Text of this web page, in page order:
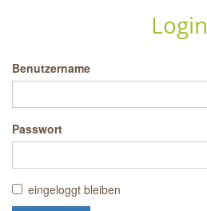
Login
Benutzername
Passwort
eingeloggt bleiben